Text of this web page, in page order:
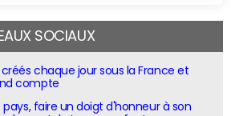
SOCIAUX
chaque jour sous la France et
compte
pays, faire un doigt d'honneur à son